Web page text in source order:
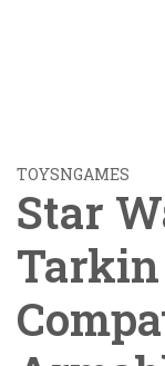
TOYSNGAMES
Star